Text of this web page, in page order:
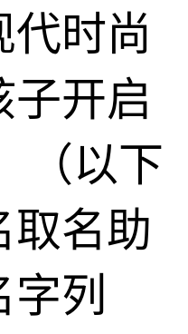
代时尚
子开启
（以下
取名助
列